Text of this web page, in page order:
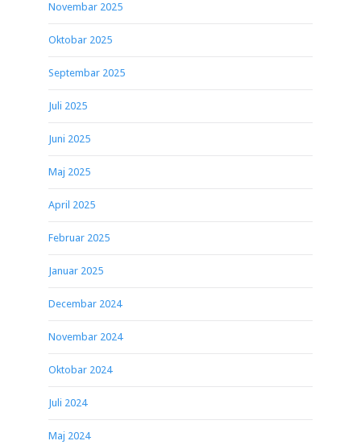
Novembar 2025
Oktobar 2025
Septembar 2025
Juli 2025
Juni 2025
Maj 2025
April 2025
Februar 2025
Januar 2025
Decembar 2024
Novembar 2024
Oktobar 2024
Juli 2024
Maj 2024